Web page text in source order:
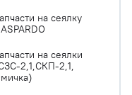
на сеялку
на сеялки
2,1,СКП-2,1,